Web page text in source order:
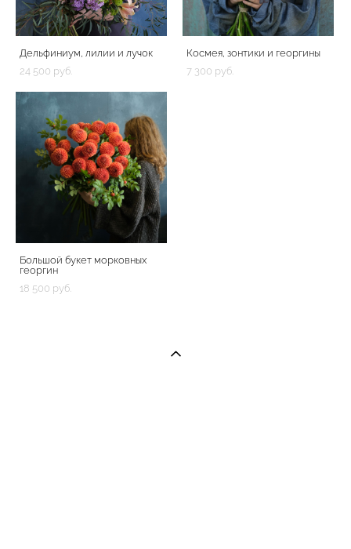
Дельфиниум, лилии и лучок
24 500 pуб.
Космея, зонтики и георгины
7 300 pуб.
Большой букет морковных
георгин
18 500 pуб.